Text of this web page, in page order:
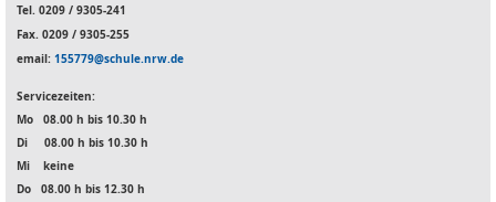
Tel. 0209 / 9305-241
Fax. 0209 / 9305-255
email: 155779@schule.nrw.de
Servicezeiten:
Mo 08.00 h bis 10.30 h
Di 08.00 h bis 10.30 h
Mi keine
Do 08.00 h bis 12.30 h